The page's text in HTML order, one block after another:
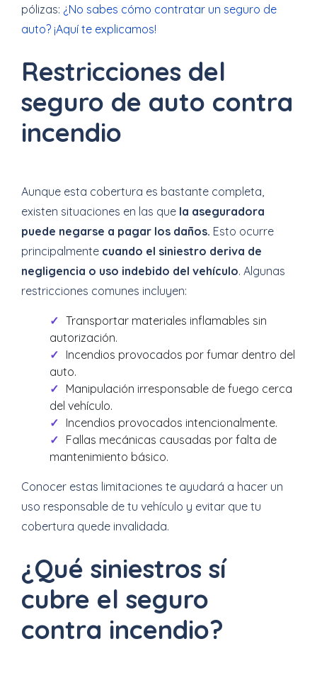
pólizas: ¿No sabes cómo contratar un seguro de
auto? ¡Aquí te explicamos!
Restricciones del
seguro de auto contra
incendio
Aunque esta cobertura es bastante completa,
existen situaciones en las que la aseguradora
puede negarse a pagar los daños. Esto ocurre
principalmente cuando el siniestro deriva de
negligencia o uso indebido del vehículo. Algunas
restricciones comunes incluyen:
Transportar materiales inflamables sin
autorización.
Incendios provocados por fumar dentro del
auto.
Manipulación irresponsable de fuego cerca
del vehículo.
Incendios provocados intencionalmente.
Fallas mecánicas causadas por falta de
mantenimiento básico.
Conocer estas limitaciones te ayudará a hacer un
uso responsable de tu vehículo y evitar que tu
cobertura quede invalidada.
¿Qué siniestros sí
cubre el seguro
contra incendio?